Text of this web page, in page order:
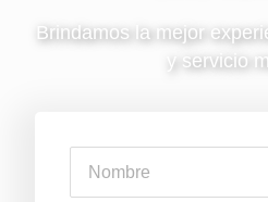
Brindamos la mejor
y servicio